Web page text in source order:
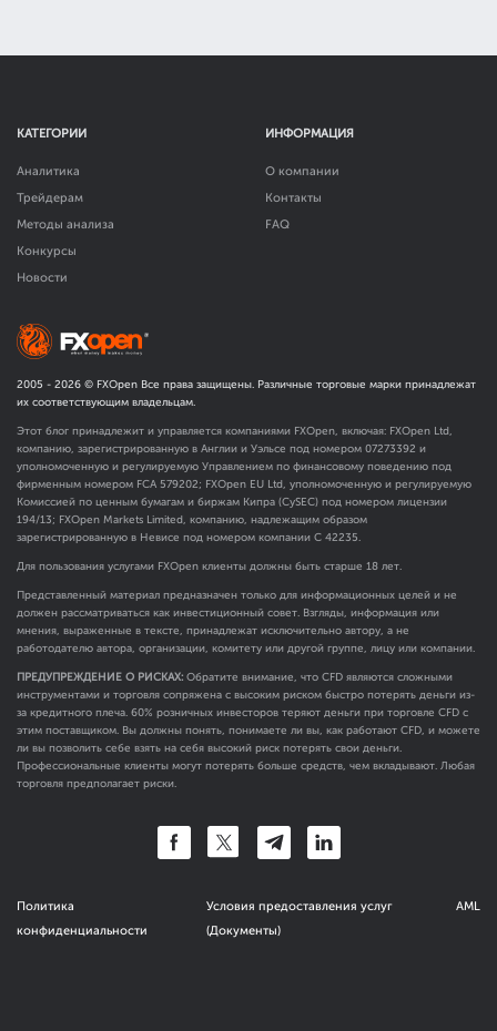
КАТЕГОРИИ
Аналитика
Трейдерам
Методы анализа
Конкурсы
Новости
ИНФОРМАЦИЯ
О компании
Контакты
FAQ
2005 - 2026 © FXOpen Все права защищены. Различные торговые марки принадлежат
их соответствующим владельцам.
Этот блог принадлежит и управляется компаниями FXOpen, включая: FXOpen Ltd,
компанию, зарегистрированную в Англии и Уэльсе под номером 07273392 и
уполномоченную и регулируемую Управлением по финансовому поведению под
фирменным номером FCA 579202; FXOpen EU Ltd, уполномоченную и регулируемую
Комиссией по ценным бумагам и биржам Кипра (CySEC) под номером лицензии
194/13; FXOpen Markets Limited, компанию, надлежащим образом
зарегистрированную в Невисе под номером компании C 42235.
Для пользования услугами FXOpen клиенты должны быть старше 18 лет.
Представленный материал предназначен только для информационных целей и не
должен рассматриваться как инвестиционный совет. Взгляды, информация или
мнения, выраженные в тексте, принадлежат исключительно автору, а не
работодателю автора, организации, комитету или другой группе, лицу или компании.
ПРЕДУПРЕЖДЕНИЕ О РИСКАХ: Обратите внимание, что CFD являются сложными
инструментами и торговля сопряжена с высоким риском быстро потерять деньги из-
за кредитного плеча. 60% розничных инвесторов теряют деньги при торговле CFD с
этим поставщиком. Вы должны понять, понимаете ли вы, как работают CFD, и можете
ли вы позволить себе взять на себя высокий риск потерять свои деньги.
Профессиональные клиенты могут потерять больше средств, чем вкладывают. Любая
торговля предполагает риски.
Политика
конфиденциальности
Условия предоставления услуг
(Документы)
AML